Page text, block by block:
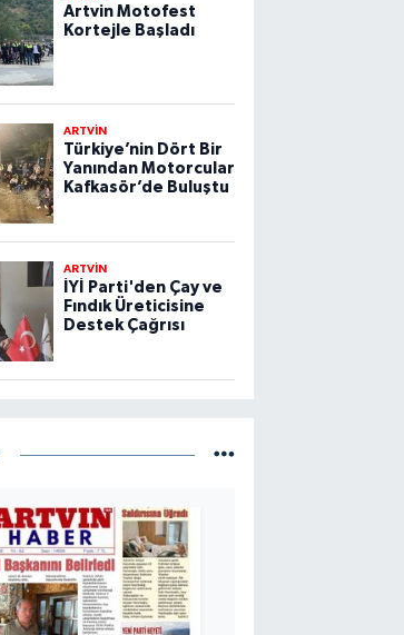
Artvin Motofest
Kortejle Başladı
ARTVİN
Türkiye’nin Dört Bir
Yanından Motorcular
Kafkasör’de Buluştu
ARTVİN
İYİ Parti'den Çay ve
Fındık Üreticisine
Destek Çağrısı